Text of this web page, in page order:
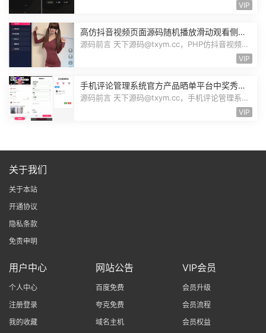
VIP
高仿抖音视频页面源码随机播放滑动观看侧栏
切换美女小姐姐才艺表演自适应PHP源码
源码前言 天下源码@txym.cc，PHP仿抖音视频播
VIP
手机评论管理系统官方产品晒单平台中奖秀晒
图秀体验秀互动秀买家在线评论晒单源码
源码前言 天下源码@txym.cc，手机评论管理系统
VIP
关于我们
关于本站
开通协议
隐私条款
免责申明
用户中心
个人中心
注册登录
我的收藏
网站公告
百度免费
夸克免费
域名主机
VIP会员
会员升级
会员流程
会员权益